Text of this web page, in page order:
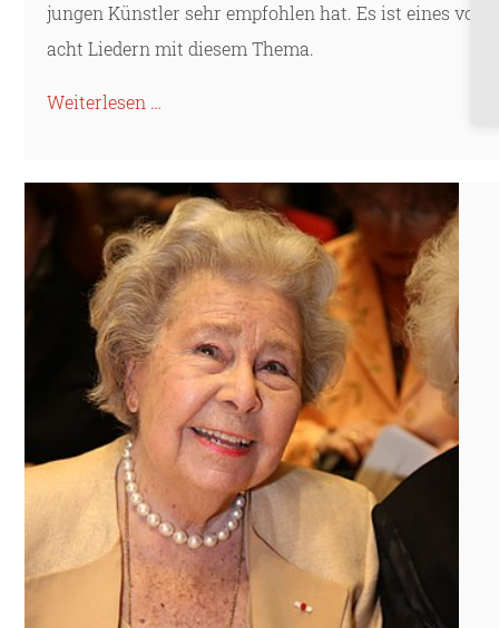
jungen Künstler sehr empfohlen hat. Es ist eines
acht Liedern mit diesem Thema.
Weiterlesen …